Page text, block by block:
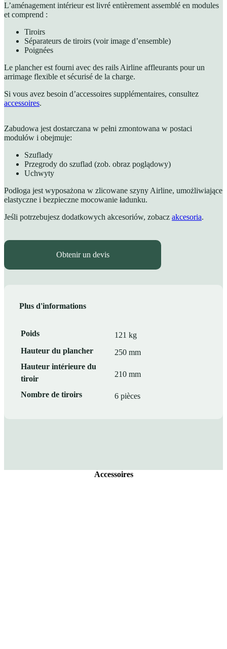
L’aménagement intérieur est livré entièrement assemblé en modules
et comprend :
Tiroirs
Séparateurs de tiroirs (voir image d’ensemble)
Poignées
Le plancher est fourni avec des rails Airline affleurants pour un
arrimage flexible et sécurisé de la charge.
Si vous avez besoin d’accessoires supplémentaires, consultez
accessoires.
Zabudowa jest dostarczana w pełni zmontowana w postaci
modułów i obejmuje:
Szuflady
Przegrody do szuflad (zob. obraz poglądowy)
Uchwyty
Podłoga jest wyposażona w zlicowane szyny Airline, umożliwiające
elastyczne i bezpieczne mocowanie ładunku.
Jeśli potrzebujesz dodatkowych akcesoriów, zobacz akcesoria.
Obtenir un devis
Plus d'informations
Poids
121 kg
Hauteur du plancher
250 mm
Hauteur intérieure du
tiroir
210 mm
Nombre de tiroirs 6 pièces
Accessoires